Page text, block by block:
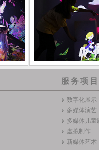
服务项目
数字化展示
多媒体演艺
多媒体儿童
虚拟制作
新媒体艺术